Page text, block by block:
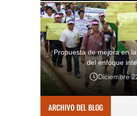
Propuesta de mejora en
del enfoque
Diciembre
ARCHIVO DEL BLOG